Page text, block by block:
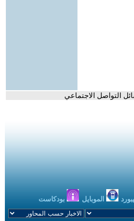
التواصل الاجتماعي
الموبايل بودكاست